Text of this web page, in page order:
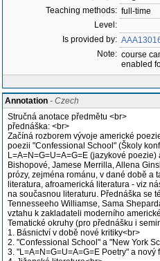
Teaching methods: full-time
Level:
Is provided by:
Note: course
enabled
Annotation - Czech
Stručná anotace předmětu <br>
přednáška: <br>
Začíná rozborem vývoje americké
poezii "Confessional School" (Školy
L=A=N=G=U=A=G=E (jazykové
Bishopové, Jamese Merrilla, Allena
prózy, zejména románu, v dané době a
literatura, afroamerická literatura - viz
na současnou literaturu. Přednáška se
Tennesseeho Williamse, Sama
vztahu k zakladateli moderního
Tematické okruhy (pro přednášku i
1. Básnictví v době nové kritiky<br>
2. "Confessional School" a "New York
3. "L=A=N=G=U=A=G=E Poetry" a nový